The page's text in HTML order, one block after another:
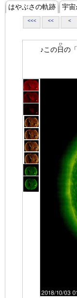
はやぶさの軌跡 宇宙
<<< << <
♪この日
ひ
の